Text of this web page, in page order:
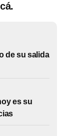
de su salida
es su